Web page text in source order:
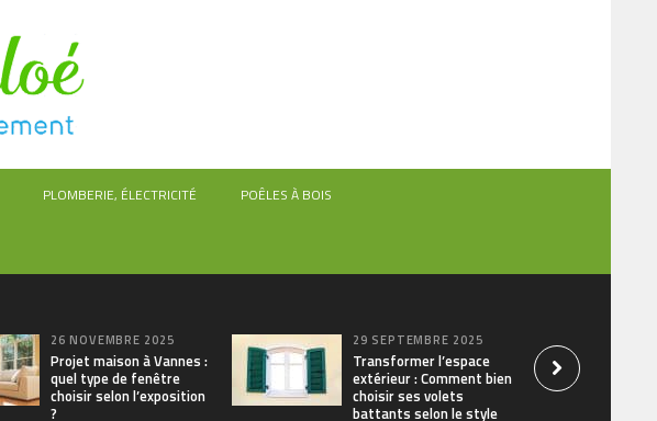
PLOMBERIE, ÉLECTRICITÉ POÊLES À BOIS
26 NOVEMBRE 2025
Projet maison à Vannes :
quel type de fenêtre
choisir selon l’exposition
?
29 SEPTEMBRE 2025
Transformer l’espace
extérieur : Comment bien
choisir ses volets
battants selon le style